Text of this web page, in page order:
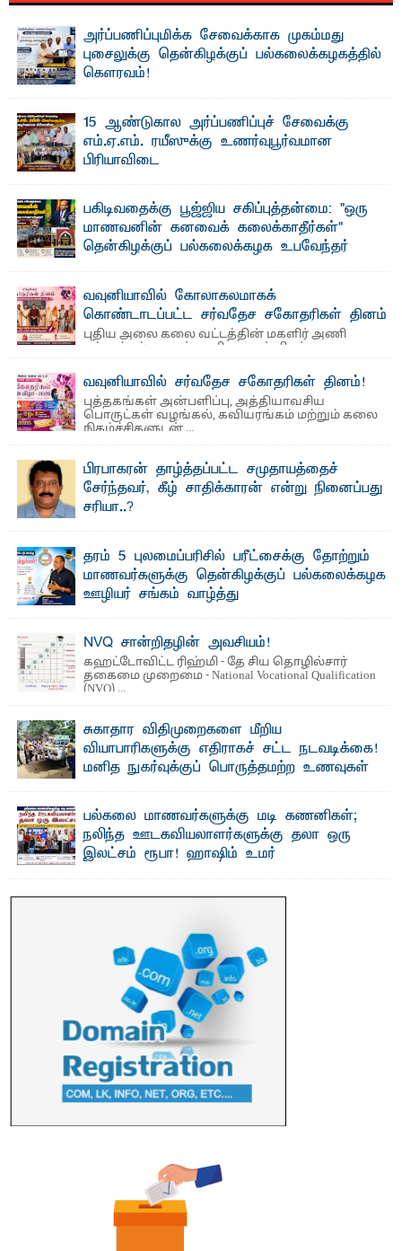
அர்ப்பணிப்புமிக்க சேவைக்காக முகம்மது
புசைலுக்கு தென்கிழக்குப் பல்கலைக்கழகத்தில்
கௌரவம்!
15 ஆண்டுகால அர்ப்பணிப்புச் சேவைக்கு
எம்.ஏ.எம். ரயீஸுக்கு உணர்வுபூர்வமான
பிரியாவிடை
பகிடிவதைக்கு பூஜ்ஜிய சகிப்புத்தன்மை: "ஒரு
மாணவனின் கனவைக் கலைக்காதீர்கள்" –
தென்கிழக்குப் பல்கலைக்கழக உபவேந்தர்
"ஒ ரு மாணவனின் அல்லது மாணவியின் கனவு என்னால்
கலைக்கப்படாது" என்ற உறுதியை ஒவ்வொரு மாணவரும் ...
வவுனியாவில் கோலாகலமாகக்
கொண்டாடப்பட்ட சர்வதேச சகோதரிகள் தினம்
புதிய அலை கலை வட்டத்தின் மகளிர் அணி
ஏற்பாட்டில் சமூகப் பணிகளுடன் சிறப்புற
நடைபெற்ற நிகழ்வு ச ர்வதேச ...
வவுனியாவில் சர்வதேச சகோதரிகள் தினம்!
புத்தகங்கள் அன்பளிப்பு, அத்தியாவசிய
பொருட்கள் வழங்கல், கவியரங்கம் மற்றும் கலை
நிகழ்ச்சிகளுடன் ...
பிரபாகரன் தாழ்த்தப்பட்ட சமுதாயத்தைச்
சேர்ந்தவர், கீழ் சாதிக்காரன் என்று நினைப்பது
சரியா..?
தரம் 5 புலமைப்பரிசில் பரீட்சைக்கு தோற்றும்
மாணவர்களுக்கு தென்கிழக்குப் பல்கலைக்கழக
ஊழியர் சங்கம் வாழ்த்து
NVQ சான்றிதழின் அவசியம்!
கஹட்டோவிட்ட ரிஹ்மி - தே சிய தொழில்சார்
தகைமை முறைமை - National Vocational Qualification
(NVQ) ...
சுகாதார விதிமுறைகளை மீறிய
வியாபாரிகளுக்கு எதிராகச் சட்ட நடவடிக்கை!
மனித நுகர்வுக்குப் பொருத்தமற்ற உணவுகள்
பாறுக் ஷிஹான்- க ல்முனை பொதுச் சந்தைப் பகுதியில்
சுகாதார விதிமுறைகளை மீறிச் செயற்பட்ட ...
பல்கலை மாணவர்களுக்கு மடி கணனிகள்;
நலிந்த ஊடகவியலாளர்களுக்கு தலா ஒரு
இலட்சம் ரூபா! ஹாஷிம் உமர்
வழங்கும் திட்டம்